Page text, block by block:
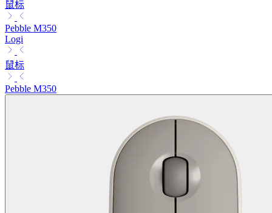
鼠标
Pebble M350
Logi
鼠标
Pebble M350